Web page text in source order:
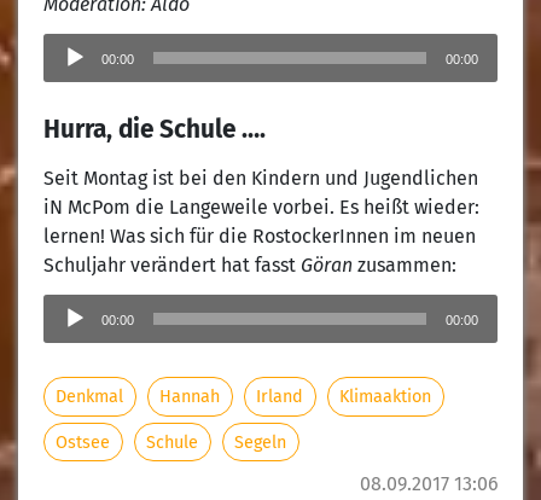
08.09.2017 13:06
Moderation: Aldo
Audio-
Player
00:00 00:00
Hurra, die Schule ….
Seit Montag ist bei den Kindern und Jugendlichen
iN McPom die Langeweile vorbei. Es heißt wieder:
lernen! Was sich für die RostockerInnen im neuen
Schuljahr verändert hat fasst Göran zusammen:
Audio-
Player
00:00 00:00
Denkmal Hannah Irland Klimaaktion
Ostsee Schule Segeln